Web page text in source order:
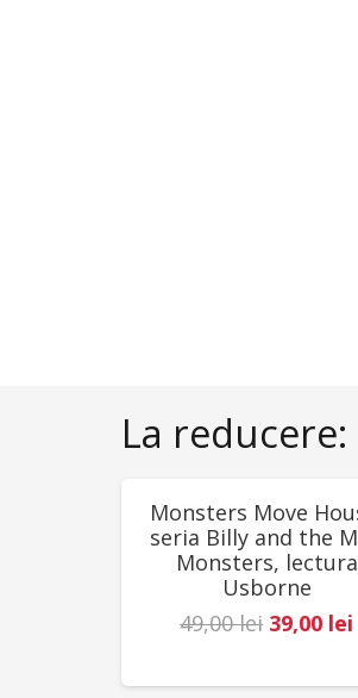
La reducere:
REDUCERI!
Monsters Move
seria Billy and the
Monsters, lectura
Usborne
49,00lei Prețul
a
39,00 lei